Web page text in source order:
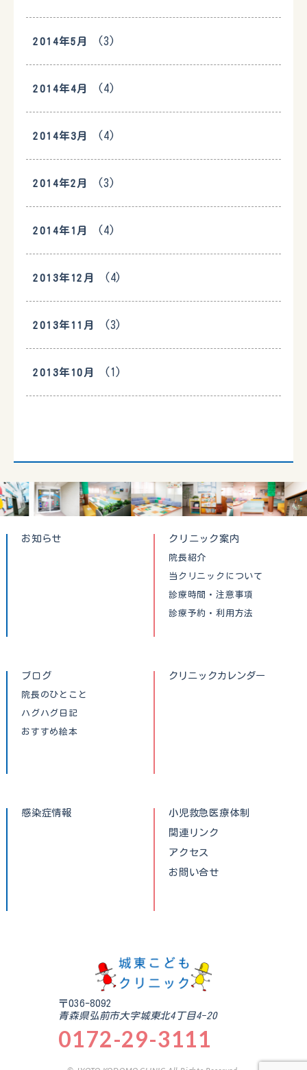
2014年5月 (3)
2014年4月 (4)
2014年3月 (4)
2014年2月 (3)
2014年1月 (4)
2013年12月 (4)
2013年11月 (3)
2013年10月 (1)
お知らせ クリニック案内
院長紹介
当クリニックについて
診療時間・注意事項
診療予約・利用方法
ブログ
院長のひとこと
ハグハグ日記
おすすめ絵本
クリニックカレンダー
感染症情報
小児救急医療体制
関連リンク
アクセス
お問い合せ
〒036-8092
青森県弘前市大字城東北4丁目4-20
0172-29-3111